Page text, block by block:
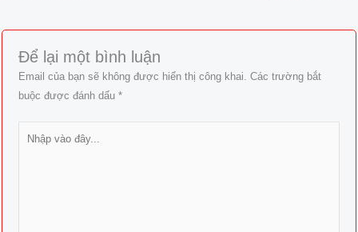
Để lại một bình luận
Email của bạn sẽ không được hiển thị công khai. Các trường bắt
buộc được đánh dấu *